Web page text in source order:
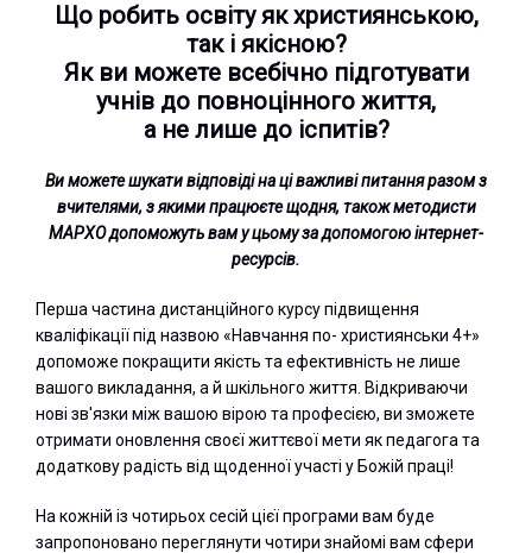
Що робить освіту як християнською,
так і якісною?
Як ви можете всебічно підготувати
учнів до повноцінного життя,
а не лише до іспитів?
Ви можете шукати відповіді на ці важливі питання разом з
вчителями, з якими працюєте щодня, також методисти
МАРХО допоможуть вам у цьому за допомогою інтернет-
ресурсів.
Перша частина дистанційного курсу підвищення
кваліфікації під назвою «Навчання по- християнськи 4+»
допоможе покращити якість та ефективність не лише
вашого викладання, а й шкільного життя. Відкриваючи
нові зв'язки між вашою вірою та професією, ви зможете
отримати оновлення своєї життєвої мети як педагога та
додаткову радість від щоденної участі у Божій праці!
На кожній із чотирьох сесій цієї програми вам буде
запропоновано переглянути чотири знайомі вам сфери